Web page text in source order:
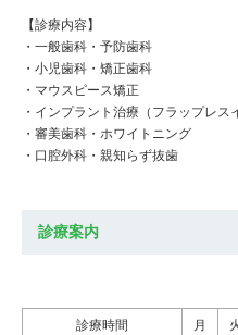
【診療内容】
・一般歯科・予防歯科
・小児歯科・矯正歯科
・マウスピース矯正
・インプラント治療（フラップレス
・審美歯科・ホワイトニング
・口腔外科・親知らず抜歯
診療案内
診療時間 月